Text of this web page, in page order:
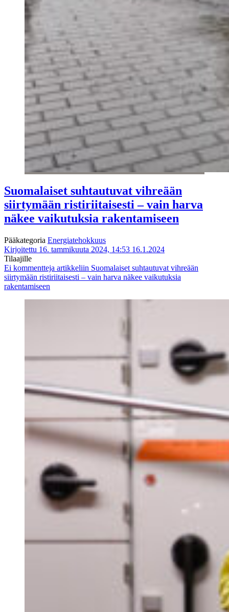
Suomalaiset suhtautuvat vihreään
siirtymään ristiriitaisesti – vain harva
näkee vaikutuksia rakentamiseen
Pääkategoria Energiatehokkuus
Kirjoitettu 16. tammikuuta 2024, 14:53 16.1.2024
Tilaajille
Ei kommentteja artikkeliin Suomalaiset suhtautuvat vihreään
siirtymään ristiriitaisesti – vain harva näkee vaikutuksia
rakentamiseen